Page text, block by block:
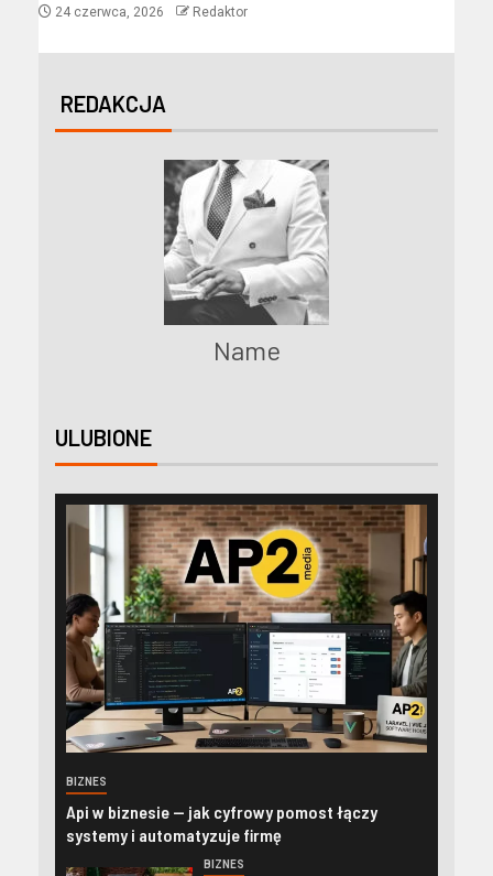
24 czerwca, 2026 Redaktor
REDAKCJA
Name
ULUBIONE
BIZNES
Api w biznesie — jak cyfrowy pomost łączy
systemy i automatyzuje firmę
BIZNES